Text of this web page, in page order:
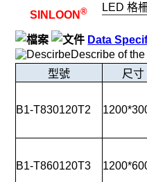
SINLOON® LED格
Data
Describe of
型號
尺寸
B1-T830120T2
B1-T860120T3